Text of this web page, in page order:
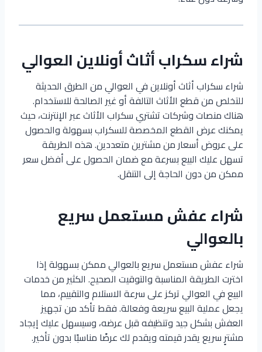
شراء سكراب أثاث أونلاين العوالي
شراء سكراب أثاث أونلاين في العوالي من الطرق الحديثة
للتخلص من قطع الأثاث التالفة أو غير الصالحة للاستخدام.
هناك منصات وشركات تشتري سكراب الأثاث عبر الإنترنت، حيث
يمكنك عرض القطع المخصصة للسكراب بسهولة والحصول
على عروض أسعار من مشترين متعددين. هذه الطريقة
تسهل عليك البيع بسرعة مع ضمان الحصول على أفضل سعر
ممكن من دون الحاجة إلى التنقل.
شراء عفش مستعمل سريع
بالعوالي
شراء عفش مستعمل سريع بالعوالي ممكن بسهولة إذا
اخترت الطريقة المناسبة والتوقيت الصحيح. الكثير من خدمات
البيع في العوالي تركز على سرعة الاستلام والتقييم، مما
يجعل عملية البيع سريعة وفعالة. فقط تأكد من تجهيز
العفش بشكل جيد وتنظيفه قبل عرضه، وسيسهل عليك إيجاد
مشترٍ سريع يقدر قيمته ويقدم لك عرضًا مناسبًا بدون تأخير.